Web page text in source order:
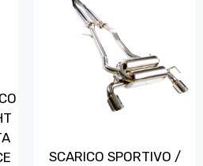
SCARICO SPORTIVO /